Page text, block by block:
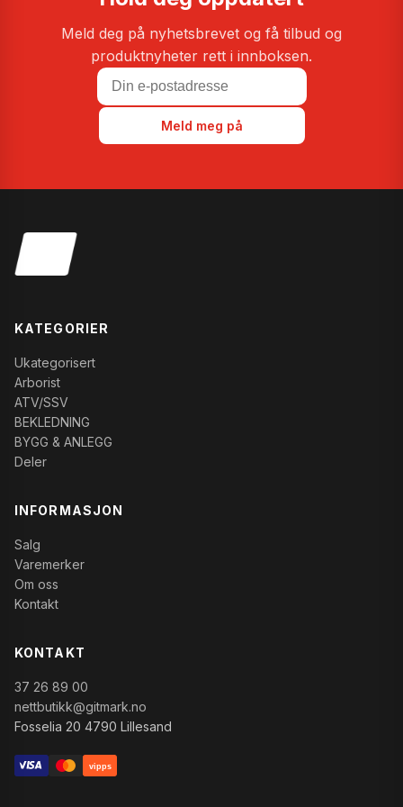
Meld deg på nyhetsbrevet og få tilbud og
produktnyheter rett i innboksen.
Meld meg på
KATEGORIER
Ukategorisert
Arborist
ATV/SSV
BEKLEDNING
BYGG & ANLEGG
Deler
INFORMASJON
Salg
Varemerker
Om oss
Kontakt
KONTAKT
37 26 89 00
nettbutikk@gitmark.no
Fosselia 20 4790 Lillesand
vipps